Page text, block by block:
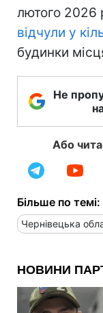
лютого 2026
відчули у
будинки
Не
Або
Більше по темі:
Чернівецька